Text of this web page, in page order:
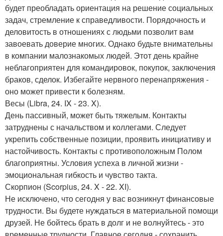
будет преобладать ориентация на решение социальных
задач, стремление к справедливости. Порядочность и
деловитость в отношениях с людьми позволит вам
завоевать доверие многих. Однако будьте внимательны
в компании малознакомых людей. Этот день крайне
неблагоприятен для командировок, покупок, заключения
браков, сделок. Избегайте нервного перенапряжения -
оно может привести к болезням.
Весы (Libra, 24. IX - 23. X).
День пассивный, может быть тяжелым. Контакты
затруднены с начальством и коллегами. Следует
укрепить собственные позиции, проявить инициативу и
настойчивость. Контакты с противоположным Полом
благоприятны. Условия успеха в личной жизни -
эмоциональная гибкость и чувство такта.
Скорпион (Scorpius, 24. X - 22. XI).
Не исключено, что сегодня у вас возникнут финансовые
трудности. Вы будете нуждаться в материальной помощи
друзей. Не бойтесь брать в долг и не волнуйтесь - это